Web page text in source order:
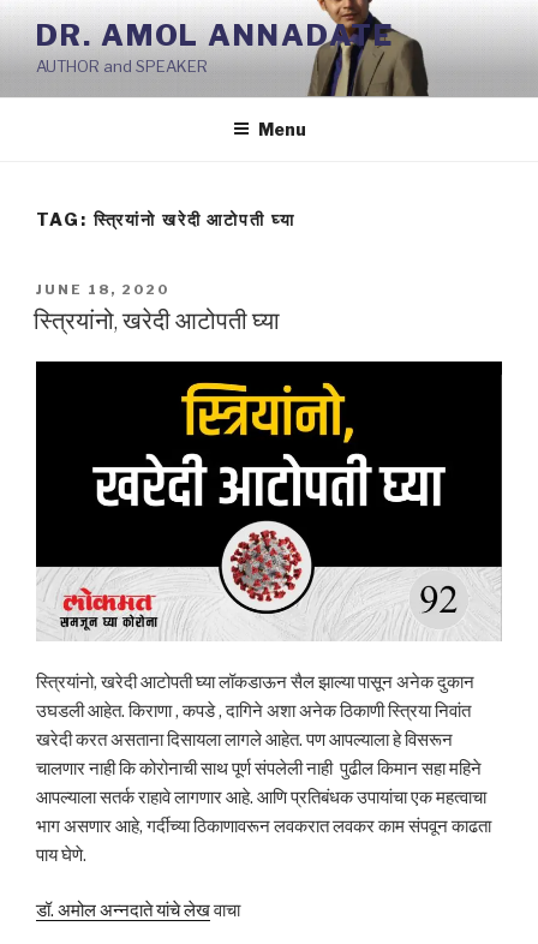
Skip
content
DR. AMOL ANNADATE
AUTHOR and SPEAKER
Menu
TAG:स्त्रियांनो खरेदी आटोपती घ्या
POSTED
ON
JUNE 18, 2020
स्त्रियांनो, खरेदी आटोपती घ्या
स्त्रियांनो, खरेदी आटोपती घ्या लॉकडाऊन सैल झाल्या पासून अनेक दुकान
उघडली आहेत. किराणा , कपडे , दागिने अशा अनेक ठिकाणी स्त्रिया निवांत
खरेदी करत असताना दिसायला लागले आहेत. पण आपल्याला हे विसरून
चालणार नाही कि कोरोनाची साथ पूर्ण संपलेली नाही पुढील किमान सहा महिने
आपल्याला सतर्क राहावे लागणार आहे. आणि प्रतिबंधक उपायांचा एक महत्वाचा
भाग असणार आहे, गर्दीच्या ठिकाणावरून लवकरात लवकर काम संपवून काढता
पाय घेणे.
डॉ. अमोल अन्नदाते यांचे लेखवाचा